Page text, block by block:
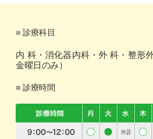
診療科目
内 科・消化器内科・外 科・整形
金曜日のみ）
診療時間